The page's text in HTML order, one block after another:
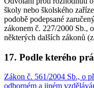
školy nebo školského
podobě podepsané
zákonem č. 227/2000 Sb.,
některých dalších zákonů
17. Podle kterého
Zákon č. 561/2004 Sb., o
odborném a jiném